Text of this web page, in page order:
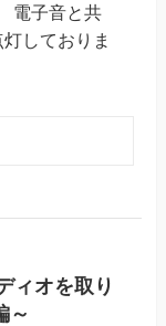
電子音と共
しておりま
ィオを取り
～